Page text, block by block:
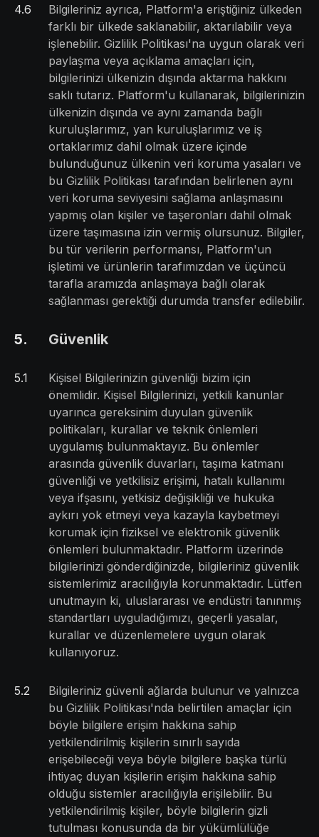
4.6
Bilgileriniz ayrıca, Platform'a eriştiğiniz ülkeden
farklı bir ülkede saklanabilir, aktarılabilir veya
işlenebilir. Gizlilik Politikası'na uygun olarak veri
paylaşma veya açıklama amaçları için,
bilgilerinizi ülkenizin dışında aktarma hakkını
saklı tutarız. Platform'u kullanarak, bilgilerinizin
ülkenizin dışında ve aynı zamanda bağlı
kuruluşlarımız, yan kuruluşlarımız ve iş
ortaklarımız dahil olmak üzere içinde
bulunduğunuz ülkenin veri koruma yasaları ve
bu Gizlilik Politikası tarafından belirlenen aynı
veri koruma seviyesini sağlama anlaşmasını
yapmış olan kişiler ve taşeronları dahil olmak
üzere taşımasına izin vermiş olursunuz. Bilgiler,
bu tür verilerin performansı, Platform'un
işletimi ve ürünlerin tarafımızdan ve üçüncü
tarafla aramızda anlaşmaya bağlı olarak
sağlanması gerektiği durumda transfer edilebilir.
5. Güvenlik
5.1
Kişisel Bilgilerinizin güvenliği bizim için
önemlidir. Kişisel Bilgilerinizi, yetkili kanunlar
uyarınca gereksinim duyulan güvenlik
politikaları, kurallar ve teknik önlemleri
uygulamış bulunmaktayız. Bu önlemler
arasında güvenlik duvarları, taşıma katmanı
güvenliği ve yetkilisiz erişimi, hatalı kullanımı
veya ifşasını, yetkisiz değişikliği ve hukuka
aykırı yok etmeyi veya kazayla kaybetmeyi
korumak için fiziksel ve elektronik güvenlik
önlemleri bulunmaktadır. Platform üzerinde
bilgilerinizi gönderdiğinizde, bilgileriniz güvenlik
sistemlerimiz aracılığıyla korunmaktadır. Lütfen
unutmayın ki, uluslararası ve endüstri tanınmış
standartları uyguladığımızı, geçerli yasalar,
kurallar ve düzenlemelere uygun olarak
kullanıyoruz.
5.2
Bilgileriniz güvenli ağlarda bulunur ve yalnızca
bu Gizlilik Politikası'nda belirtilen amaçlar için
böyle bilgilere erişim hakkına sahip
yetkilendirilmiş kişilerin sınırlı sayıda
erişebileceği veya böyle bilgilere başka türlü
ihtiyaç duyan kişilerin erişim hakkına sahip
olduğu sistemler aracılığıyla erişilebilir. Bu
yetkilendirilmiş kişiler, böyle bilgilerin gizli
tutulması konusunda da bir yükümlülüğe